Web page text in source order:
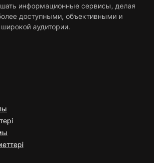
информационные сервисы, делая
доступными, объективными и
аудитории.